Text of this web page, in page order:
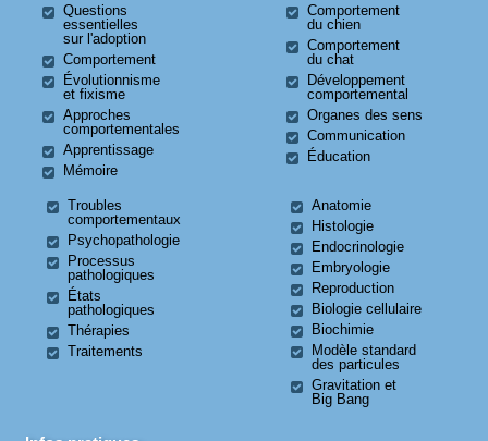
Questions
essentielles
sur l'adoption
Comportement
Évolutionnisme
et fixisme
Approches
comportementales
Apprentissage
Mémoire
Comportement
du chien
Comportement
du chat
Développement
comportemental
Organes des sens
Communication
Éducation
Troubles
comportementaux
Psychopathologie
Processus
pathologiques
États
pathologiques
Thérapies
Traitements
Anatomie
Histologie
Endocrinologie
Embryologie
Reproduction
Biologie cellulaire
Biochimie
Modèle standard
des particules
Gravitation et
Big Bang